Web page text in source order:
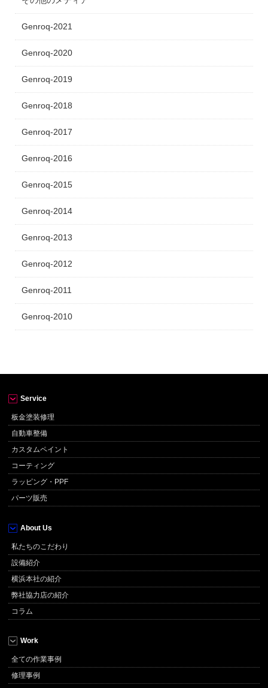
Genroq-2021
Genroq-2020
Genroq-2019
Genroq-2018
Genroq-2017
Genroq-2016
Genroq-2015
Genroq-2014
Genroq-2013
Genroq-2012
Genroq-2011
Genroq-2010
Service
板金塗装修理
自動車整備
カスタムペイント
コーティング
ラッピング・PPF
パーツ販売
About Us
私たちのこだわり
設備紹介
横浜本社の紹介
弊社協力店の紹介
コラム
Work
全ての作業事例
修理事例